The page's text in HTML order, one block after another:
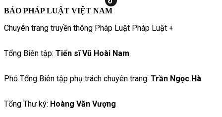
BÁO PHÁP LUẬT VIỆT NAM
Chuyên trang truyền thông Pháp Luật Pháp Luật +
Tổng Biên tập: Tiến sĩ Vũ Hoài Nam
Phó Tổng Biên tập phụ trách chuyên trang: Trần Ngọc Hà
Tổng Thư ký: Hoàng Văn Vượng